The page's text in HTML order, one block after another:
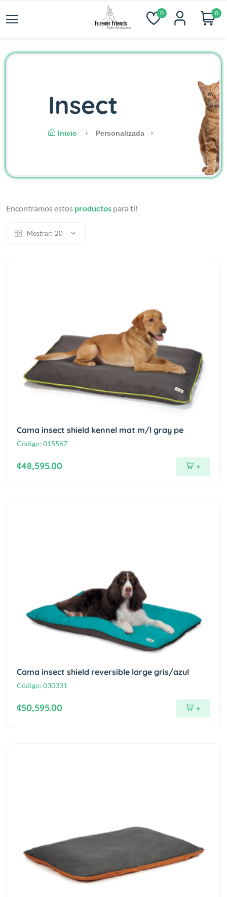
0 0
Insect
Inicio Personalizada
Encontramos estos productos para ti!
Mostrar: 20
Cama insect shield kennel mat m/l gray pe
Código: 015567
¢48,595.00 +
Cama insect shield reversible large gris/azul
Código: 030331
¢50,595.00 +